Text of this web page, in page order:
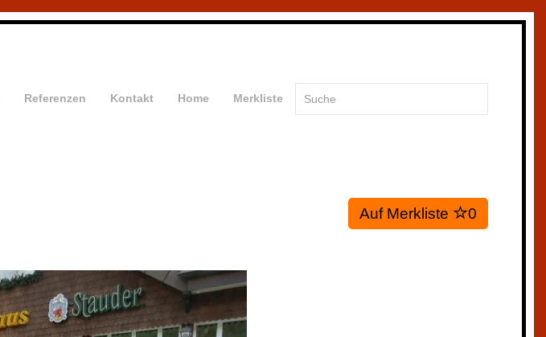
Referenzen Kontakt Home Merkliste
Auf Merkliste 0